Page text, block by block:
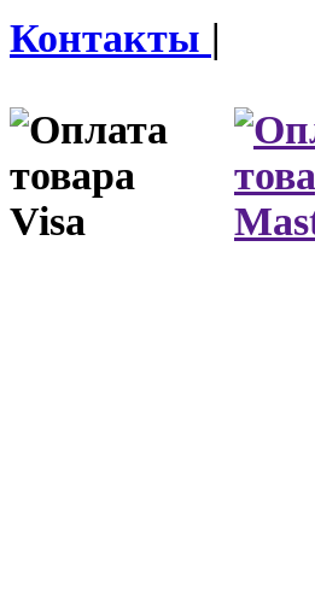
Контакты |